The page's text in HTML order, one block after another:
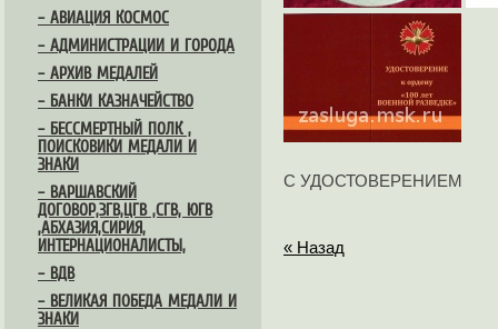
– АВИАЦИЯ КОСМОС
– АДМИНИСТРАЦИИ И ГОРОДА
– АРХИВ МЕДАЛЕЙ
– БАНКИ КАЗНАЧЕЙСТВО
– БЕССМЕРТНЫЙ ПОЛК ,
ПОИСКОВИКИ МЕДАЛИ И
ЗНАКИ
– ВАРШАВСКИЙ
ДОГОВОР,ЗГВ,ЦГВ ,СГВ, ЮГВ
,АБХАЗИЯ,СИРИЯ,
ИНТЕРНАЦИОНАЛИСТЫ,
– ВДВ
– ВЕЛИКАЯ ПОБЕДА МЕДАЛИ И
ЗНАКИ
С УДОСТОВЕРЕНИЕМ
« Назад